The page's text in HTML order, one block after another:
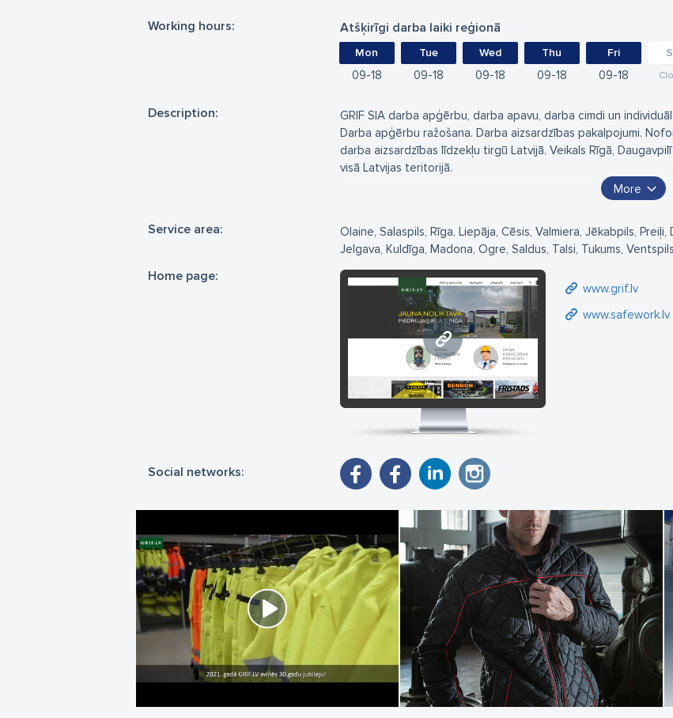
Working hours: Atšķirīgi darba laiki reģionā
Mon
09 18
Tue
09 18
Wed
09 18
Thu
09 18
Fri
09 18
Description:
GRIF SIA darba apģērbu, darba apavu, darba cimdi un
Darba apģērbu ražošana. Darba aizsardzības pakalpojumi.
darba aizsardzības līdzekļu tirgū Latvijā. Veikals Rīgā,
visā Latvijas teritorijā.
Vidzeme – mob. tel. 26183806, e-pasts: vidzeme@grif.lv
Latgale - mob. tel. 29423372, e-pasts: latgale@grif.lv
Veikali:
Rīga: Maskavas iela 361, Darba laiks: P-P 09.00-18.00,
Daugavpils: Stacijas iela 85, Darba laiks: P-P 08.30-17.00
Liepāja: Zemnieku iela 32, Darba laiks: P-P 08.30-17.30
More
Service area:
Olaine, Salaspils, Rīga, Liepāja, Cēsis, Valmiera, Jēkabpils,
Jelgava, Kuldīga, Madona, Ogre, Saldus, Talsi, Tukums,
Home page:
www.grif.lv
www.grif.lv
www.safework.lv
Social networks: